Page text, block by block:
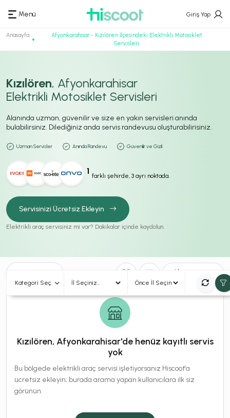
Menü Giriş Yap
Anasayfa
Afyonkarahisar - Kızılören İlçesindeki Elektrikli Motosiklet
Servisleri
Kızılören, Afyonkarahisar
Elektrikli Motosiklet Servisleri
Alanında uzman, güvenilir ve size en yakın servisleri anında
bulabilirsiniz. Dilediğiniz anda servis randevusu oluşturabilirisiniz.
Uzman Servisler Anında Randevu Güvenilir ve Gizli
1 farklı şehirde, 3 ayrı noktada.
Servisinizi Ücretsiz Ekleyin
Elektrikli araç servisiniz mi var? Dakikalar içinde kaydolun.
Kategori Seç
Kızılören, Afyonkarahisar'de henüz kayıtlı servis
yok
Bu bölgede elektrikli araç servisi işletiyorsanız Hiscoot'a
ücretsiz ekleyin; burada arama yapan kullanıcılara ilk siz
görünün.